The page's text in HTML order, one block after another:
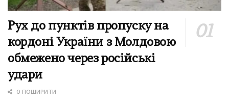
Рух до пунктів пропуску на
кордоні України з Молдовою
обмежено через російські
удари
0 ПОШИРИТИ